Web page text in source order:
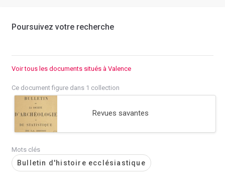
Poursuivez votre recherche
Voir tous les documents situés à Valence
Ce document figure dans 1 collection
Revues savantes
Mots clés
Bulletin d'histoire ecclésiastique